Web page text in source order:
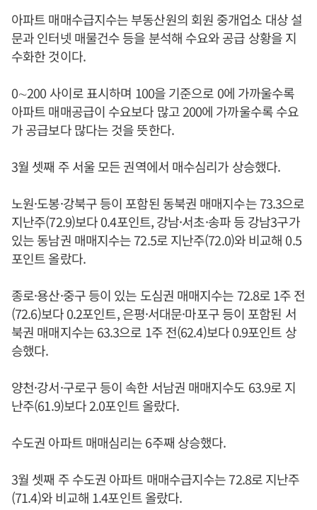
아파트 매매수급지수는 부동산원의 회원 중개업소 대상 설
문과 인터넷 매물건수 등을 분석해 수요와 공급 상황을 지
수화한 것이다.
0∼200 사이로 표시하며 100을 기준으로 0에 가까울수록
아파트 매매공급이 수요보다 많고 200에 가까울수록 수요
가 공급보다 많다는 것을 뜻한다.
3월 셋째 주 서울 모든 권역에서 매수심리가 상승했다.
노원·도봉·강북구 등이 포함된 동북권 매매지수는 73.3으로
지난주(72.9)보다 0.4포인트, 강남·서초·송파 등 강남3구가
있는 동남권 매매지수는 72.5로 지난주(72.0)와 비교해 0.5
포인트 올랐다.
종로·용산·중구 등이 있는 도심권 매매지수는 72.8로 1주 전
(72.6)보다 0.2포인트, 은평·서대문·마포구 등이 포함된 서
북권 매매지수는 63.3으로 1주 전(62.4)보다 0.9포인트 상
승했다.
양천·강서·구로구 등이 속한 서남권 매매지수도 63.9로 지
난주(61.9)보다 2.0포인트 올랐다.
수도권 아파트 매매심리는 6주째 상승했다.
3월 셋째 주 수도권 아파트 매매수급지수는 72.8로 지난주
(71.4)와 비교해 1.4포인트 올랐다.